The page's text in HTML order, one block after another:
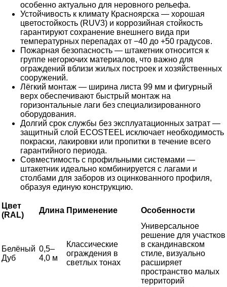
особенно актуально для неровного рельефа.
Устойчивость к климату Красноярска — хорошая
цветостойкость (RUV3) и коррозийная стойкость
гарантируют сохранение внешнего вида при
температурных перепадах от −40 до +50 градусов.
Пожарная безопасность — штакетник относится к
группе негорючих материалов, что важно для
ограждений вблизи жилых построек и хозяйственных
сооружений.
Лёгкий монтаж — ширина листа 99 мм и фигурный
верх обеспечивают быстрый монтаж на
горизонтальные лаги без специализированного
оборудования.
Долгий срок службы без эксплуатационных затрат —
защитный слой ECOSTEEL исключает необходимость
покраски, лакировки или пропитки в течение всего
гарантийного периода.
Совместимость с профильными системами —
штакетник идеально комбинируется с лагами и
столбами для заборов из оцинкованного профиля,
образуя единую конструкцию.
Цвет
(RAL)
Длина Применение Особенности
Белёный
Дуб
0,5–
4,0 м
Классические
ограждения в
светлых тонах
Универсальное
решение для участков
в скандинавском
стиле, визуально
расширяет
пространство малых
территорий